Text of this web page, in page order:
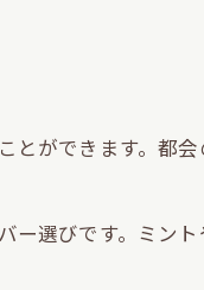
ができます。都
選びです。ミン